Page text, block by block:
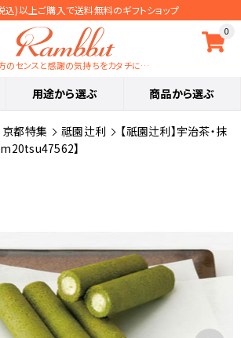
)以上ご購入で送料無料のギフトショップ
0
のセンスと感謝の気持ちをカタチに…
用途から選ぶ 商品から選ぶ
京都特集 祗園辻利
【祇園辻利】宇治茶・抹
】